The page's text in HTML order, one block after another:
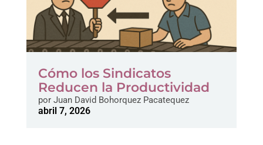
Cómo los Sindicatos
Reducen la Productividad
porJuan David Bohorquez Pacatequez
abril 7, 2026